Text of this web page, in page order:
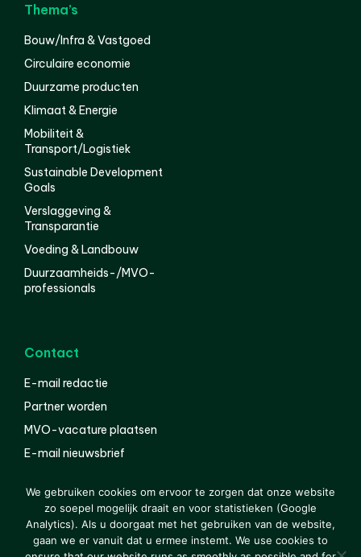
Thema’s
Bouw/Infra & Vastgoed
Circulaire economie
Duurzame producten
Klimaat & Energie
Mobiliteit &
Transport/Logistiek
Sustainable Development
Goals
Verslaggeving &
Transparantie
Voeding & Landbouw
Duurzaamheids-/MVO-
professionals
Contact
E-mail redactie
Partner worden
MVO-vacature plaatsen
E-mail nieuwsbrief
© 2000-2026 Van der Molen EIS Colofon
Disclaimer
We gebruiken cookies om ervoor te zorgen dat onze website
zo soepel mogelijk draait en voor statistieken (Google
Analytics). Als u doorgaat met het gebruiken van de website,
gaan we er vanuit dat u ermee instemt. We use cookies to